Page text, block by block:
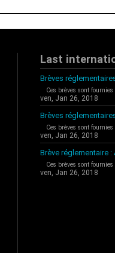
Last
Brèves
Ces brèves sont
ven, Jan 26, 2018
Brèves
Ces brèves sont
ven, Jan 26, 2018
Brève réglementaire :
Ces brèves sont
ven, Jan 26, 2018